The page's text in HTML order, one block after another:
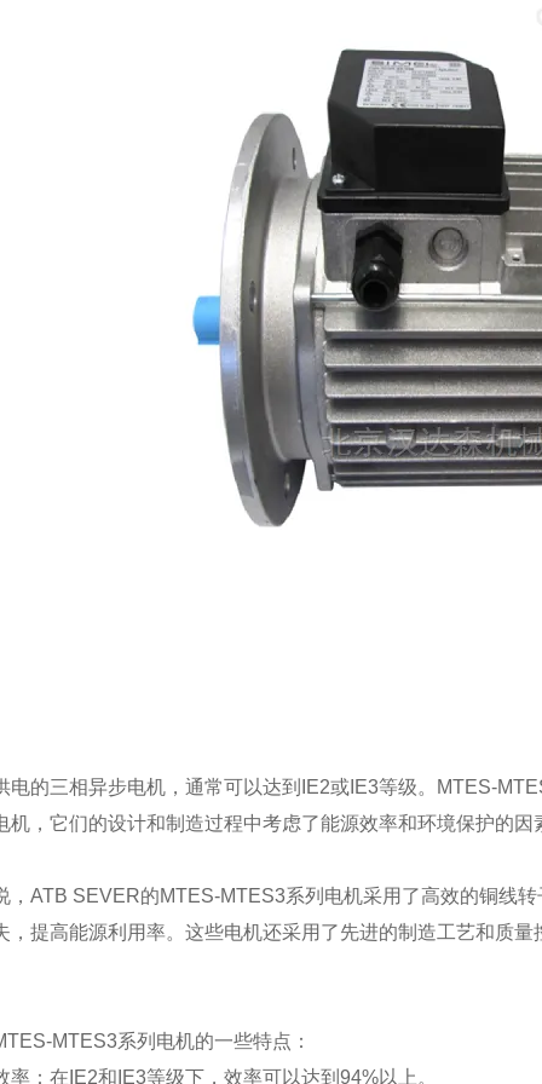
电的三相异步电机，通常可以达到IE2或IE3等级。MTES-
机，它们的设计和制造过程中考虑了能源效率和环境保护的因
，ATB SEVER的MTES-MTES3系列电机采用了高效的铜线
，提高能源利用率。这些电机还采用了先进的制造工艺和质
MTES3系列电机的一些特点：
率：在IE2和IE3等级下，效率可以达到94%以上。